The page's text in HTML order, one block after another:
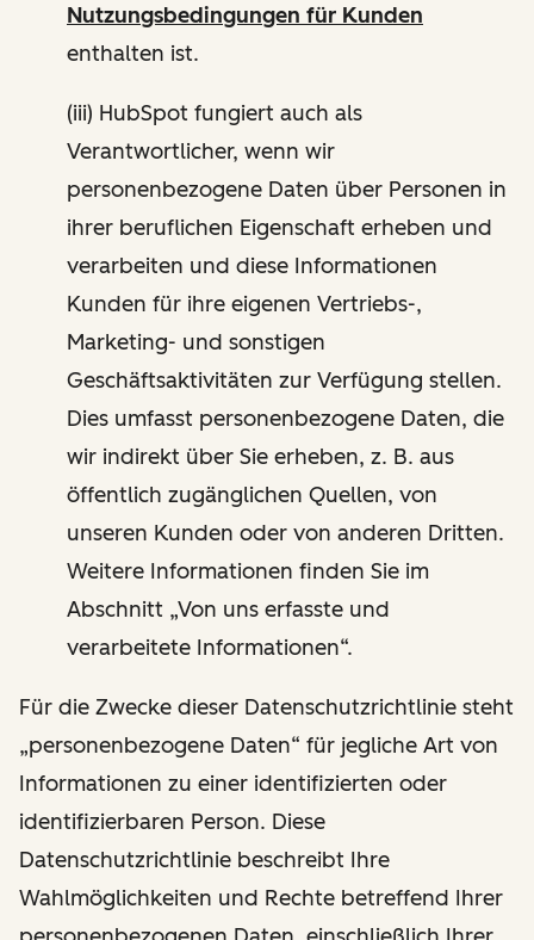
Nutzungsbedingungen für Kunden
enthalten ist.
(iii) HubSpot fungiert auch als
Verantwortlicher, wenn wir
personenbezogene Daten über Personen in
ihrer beruflichen Eigenschaft erheben und
verarbeiten und diese Informationen
Kunden für ihre eigenen Vertriebs-,
Marketing- und sonstigen
Geschäftsaktivitäten zur Verfügung stellen.
Dies umfasst personenbezogene Daten, die
wir indirekt über Sie erheben, z. B. aus
öffentlich zugänglichen Quellen, von
unseren Kunden oder von anderen Dritten.
Weitere Informationen finden Sie im
Abschnitt „Von uns erfasste und
verarbeitete Informationen“.
Für die Zwecke dieser Datenschutzrichtlinie steht
„personenbezogene Daten“ für jegliche Art von
Informationen zu einer identifizierten oder
identifizierbaren Person. Diese
Datenschutzrichtlinie beschreibt Ihre
Wahlmöglichkeiten und Rechte betreffend Ihrer